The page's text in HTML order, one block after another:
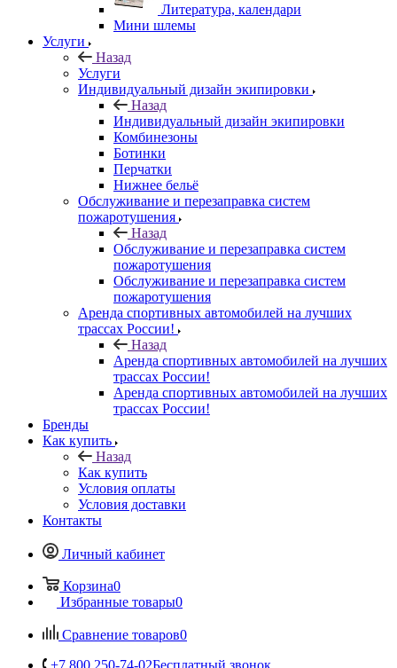
Литература, календари
Мини шлемы
Услуги
Назад
Услуги
Индивидуальный дизайн экипировки
Назад
Индивидуальный дизайн экипировки
Комбинезоны
Ботинки
Перчатки
Нижнее бельё
Обслуживание и перезаправка систем
пожаротушения
Назад
Обслуживание и перезаправка систем
пожаротушения
Обслуживание и перезаправка систем
пожаротушения
Аренда спортивных автомобилей на лучших
трассах России!
Назад
Аренда спортивных автомобилей на лучших
трассах России!
Аренда спортивных автомобилей на лучших
трассах России!
Бренды
Как купить
Назад
Как купить
Условия оплаты
Условия доставки
Контакты
Личный кабинет
Корзина0
Избранные товары0
Сравнение товаров0
+7 800 250-74-02Бесплатный звонок